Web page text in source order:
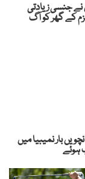
نے جنسی زیادتی
کے گھر کو آگ
بار نمیبیا میں
ہوئے